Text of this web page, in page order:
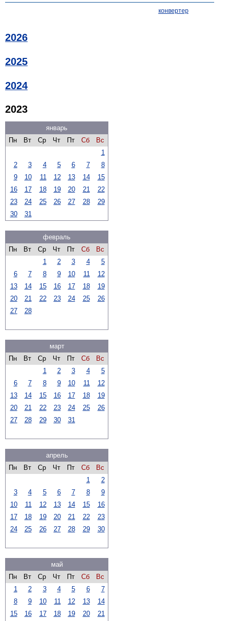
конвертер
2026
2025
2024
2023
январь
Пн
Вт Ср Чт Пт Сб
Вс
1
2
3 4 5 6 7
8
9
10 11 12 13 14
15
16
17 18 19 20 21
22
23
24 25 26 27 28
29
30
31
февраль
Пн
Вт Ср Чт Пт Сб
Вс
1
2 3 4
5
6
7 8 9 10 11
12
13
14 15 16 17 18
19
20
21 22 23 24 25
26
27
28
март
Пн
Вт Ср Чт Пт Сб
Вс
1
2 3 4
5
6
7 8 9 10 11
12
13
14 15 16 17 18
19
20
21 22 23 24 25
26
27
28 29 30 31
апрель
Пн
Вт Ср Чт Пт Сб
Вс
1
2
3
4 5 6 7 8
9
10
11 12 13 14 15
16
17
18 19 20 21 22
23
24
25 26 27 28 29 30
май
Пн
Вт Ср Чт Пт Сб
Вс
1
2 3 4 5 6
7
8
9 10 11 12 13
14
15
16 17 18 19 20 21